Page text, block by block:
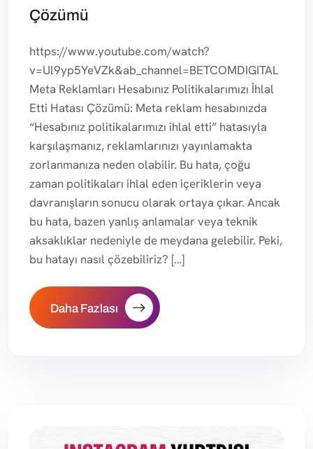
Çözümü
https://www.youtube.com/watch?
v=Ul9yp5YeVZk&ab_channel=BETCOMDIGITAL
Meta Reklamları Hesabınız Politikalarımızı İhlal
Etti Hatası Çözümü: Meta reklam hesabınızda
“Hesabınız politikalarımızı ihlal etti” hatasıyla
karşılaşmanız, reklamlarınızı yayınlamakta
zorlanmanıza neden olabilir. Bu hata, çoğu
zaman politikaları ihlal eden içeriklerin veya
davranışların sonucu olarak ortaya çıkar. Ancak
bu hata, bazen yanlış anlamalar veya teknik
aksaklıklar nedeniyle de meydana gelebilir. Peki,
bu hatayı nasıl çözebiliriz? […]
Daha Fazlası